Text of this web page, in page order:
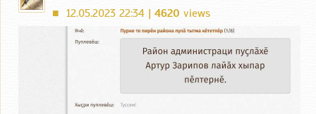
■ 12.05.2023 22:34 | 4620 views